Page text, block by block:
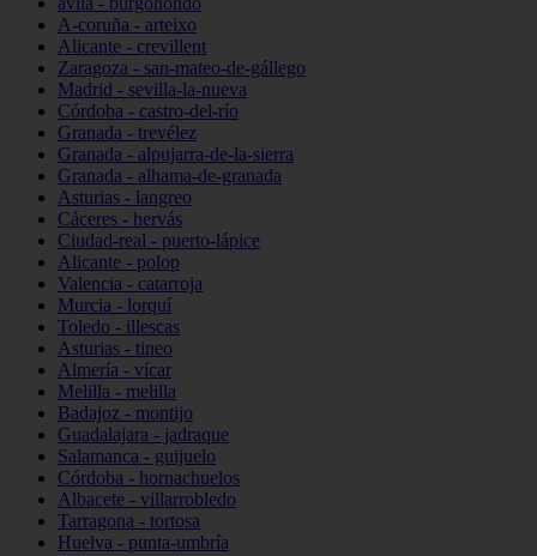
A-coruña - arteixo
Alicante - crevillent
Zaragoza - san-mateo-de-gállego
Madrid - sevilla-la-nueva
Córdoba - castro-del-río
Granada - trevélez
Granada - alpujarra-de-la-sierra
Granada - alhama-de-granada
Asturias - langreo
Cáceres - hervás
Ciudad-real - puerto-lápice
Alicante - polop
Valencia - catarroja
Murcia - lorquí
Toledo - illescas
Asturias - tineo
Almería - vícar
Melilla - melilla
Badajoz - montijo
Guadalajara - jadraque
Salamanca - guijuelo
Córdoba - hornachuelos
Albacete - villarrobledo
Tarragona - tortosa
Huelva - punta-umbría